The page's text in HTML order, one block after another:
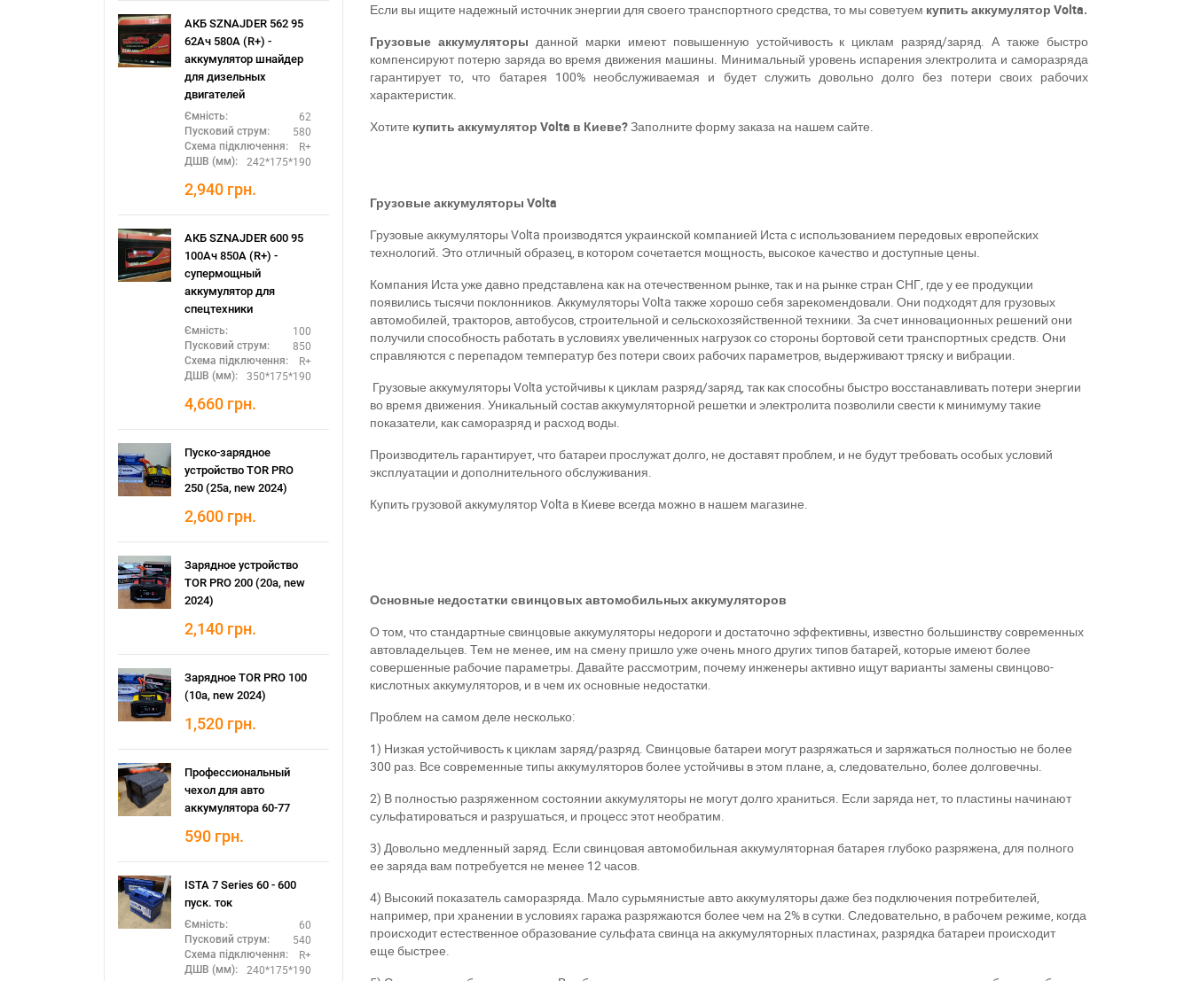
АКБ SZNAJDER 562 95
62Ач 580А (R+) -
аккумулятор шнайдер
для дизельных
двигателей
Ємність: 62
Пусковий струм: 580
Схема підключення: R+
ДШВ (мм): 242*175*190
2,940 грн.
АКБ SZNAJDER 600 95
100Ач 850А (R+) -
супермощный
аккумулятор для
спецтехники
Ємність: 100
Пусковий струм: 850
Схема підключення: R+
ДШВ (мм): 350*175*190
4,660 грн.
Пуско-зарядное
устройство TOR PRO
250 (25а, new 2024)
2,600 грн.
Зарядное устройство
TOR PRO 200 (20а, new
2024)
2,140 грн.
Зарядное TOR PRO 100
(10а, new 2024)
1,520 грн.
Профессиональный
чехол для авто
аккумулятора 60-77
590 грн.
ISTA 7 Series 60 - 600
пуск. ток
Ємність: 60
Пусковий струм: 540
Схема підключення: R+
ДШВ (мм): 240*175*190
Если вы ищите надежный источник энергии для своего транспортного средства, то мы советуем купить аккумулятор Volta.
Грузовые аккумуляторы данной марки имеют повышенную устойчивость к циклам разряд/заряд. А также быстро
компенсируют потерю заряда во время движения машины. Минимальный уровень испарения электролита и саморазряда
гарантирует то, что батарея 100% необслуживаемая и будет служить довольно долго без потери своих рабочих
характеристик.
Хотите купить аккумулятор Volta в Киеве?Заполните форму заказа на нашем сайте.
Грузовые аккумуляторы Volta
Грузовые аккумуляторы Volta производятся украинской компанией Иста с использованием передовых европейских
технологий. Это отличный образец, в котором сочетается мощность, высокое качество и доступные цены.
Компания Иста уже давно представлена как на отечественном рынке, так и на рынке стран СНГ, где у ее продукции
появились тысячи поклонников. Аккумуляторы Volta также хорошо себя зарекомендовали. Они подходят для грузовых
автомобилей, тракторов, автобусов, строительной и сельскохозяйственной техники. За счет инновационных решений они
получили способность работать в условиях увеличенных нагрузок со стороны бортовой сети транспортных средств. Они
справляются с перепадом температур без потери своих рабочих параметров, выдерживают тряску и вибрации.
Грузовые аккумуляторы Volta устойчивы к циклам разряд/заряд, так как способны быстро восстанавливать потери энергии
во время движения. Уникальный состав аккумуляторной решетки и электролита позволили свести к минимуму такие
показатели, как саморазряд и расход воды.
Производитель гарантирует, что батареи прослужат долго, не доставят проблем, и не будут требовать особых условий
эксплуатации и дополнительного обслуживания.
Купить грузовой аккумулятор Volta в Киеве всегда можно в нашем магазине.
Основные недостатки свинцовых автомобильных аккумуляторов
О том, что стандартные свинцовые аккумуляторы недороги и достаточно эффективны, известно большинству современных
автовладельцев. Тем не менее, им на смену пришло уже очень много других типов батарей, которые имеют более
совершенные рабочие параметры. Давайте рассмотрим, почему инженеры активно ищут варианты замены свинцово-
кислотных аккумуляторов, и в чем их основные недостатки.
Проблем на самом деле несколько:
1) Низкая устойчивость к циклам заряд/разряд. Свинцовые батареи могут разряжаться и заряжаться полностью не более
300 раз. Все современные типы аккумуляторов более устойчивы в этом плане, а, следовательно, более долговечны.
2) В полностью разряженном состоянии аккумуляторы не могут долго храниться. Если заряда нет, то пластины начинают
сульфатироваться и разрушаться, и процесс этот необратим.
3) Довольно медленный заряд. Если свинцовая автомобильная аккумуляторная батарея глубоко разряжена, для полного
ее заряда вам потребуется не менее 12 часов.
4) Высокий показатель саморазряда. Мало сурьмянистые авто аккумуляторы даже без подключения потребителей,
например, при хранении в условиях гаража разряжаются более чем на 2% в сутки. Следовательно, в рабочем режиме, когда
происходит естественное образование сульфата свинца на аккумуляторных пластинах, разрядка батареи происходит
еще быстрее.